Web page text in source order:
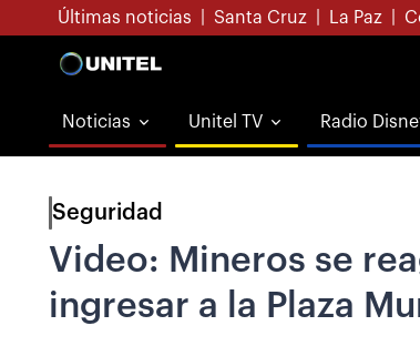
Últimas noticias Santa Cruz La Paz
Noticias Unitel TV Radio
Seguridad
Video: Mineros se
ingresar a la Plaza